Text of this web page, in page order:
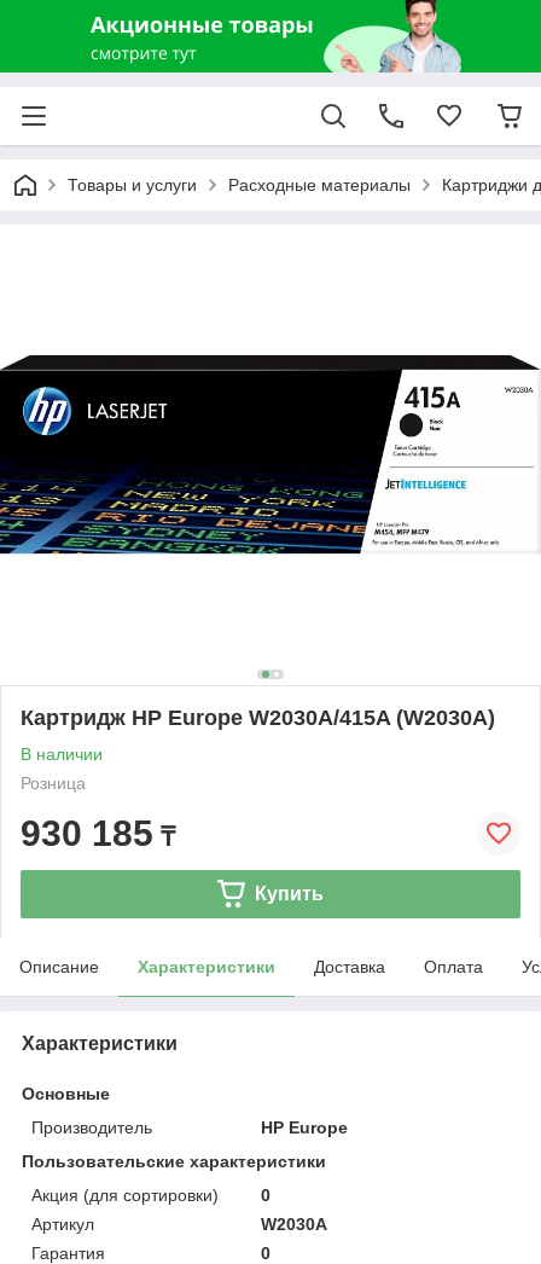
Товары и услуги Расходные материалы Картриджи
Картридж HP Europe W2030A/415A (W2030A)
В наличии
Розница
930 185 ₸
Купить
Описание Характеристики Доставка Оплата
Характеристики
Основные
Производитель
HP Europe
Пользовательские характеристики
Акция (для сортировки)
0
Артикул
W2030A
Гарантия
0